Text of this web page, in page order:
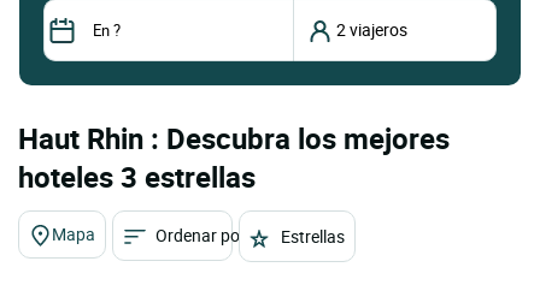
Haut Rhin : Descubra los mejores
hoteles 3 estrellas
Mapa Ordenar por Estrellas